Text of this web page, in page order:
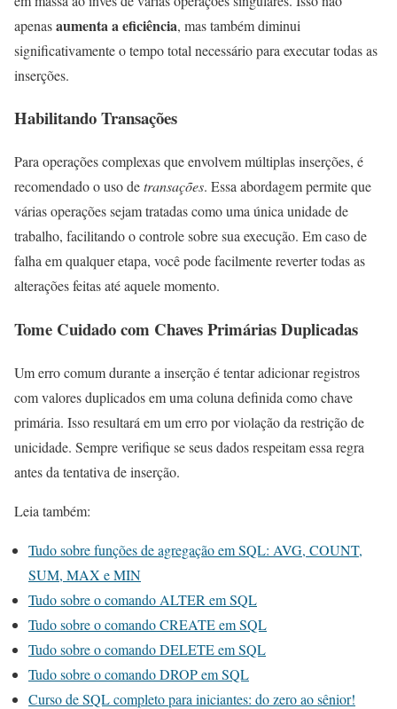
apenasaumenta a eficiência, mas também diminui
significativamente o tempo total necessário para executar todas as
inserções.
Habilitando Transações
Para operações complexas que envolvem múltiplas inserções, é
recomendado o uso detransações. Essa abordagem permite que
várias operações sejam tratadas como uma única unidade de
trabalho, facilitando o controle sobre sua execução. Em caso de
falha em qualquer etapa, você pode facilmente reverter todas as
alterações feitas até aquele momento.
Tome Cuidado com Chaves Primárias Duplicadas
Um erro comum durante a inserção é tentar adicionar registros
com valores duplicados em uma coluna definida como chave
primária. Isso resultará em um erro por violação da restrição de
unicidade. Sempre verifique se seus dados respeitam essa regra
antes da tentativa de inserção.
Leia também:
Tudo sobre funções de agregação em SQL: AVG, COUNT,
SUM, MAX e MIN
Tudo sobre o comando ALTER em SQL
Tudo sobre o comando CREATE em SQL
Tudo sobre o comando DELETE em SQL
Tudo sobre o comando DROP em SQL
Curso de SQL completo para iniciantes: do zero ao sênior!